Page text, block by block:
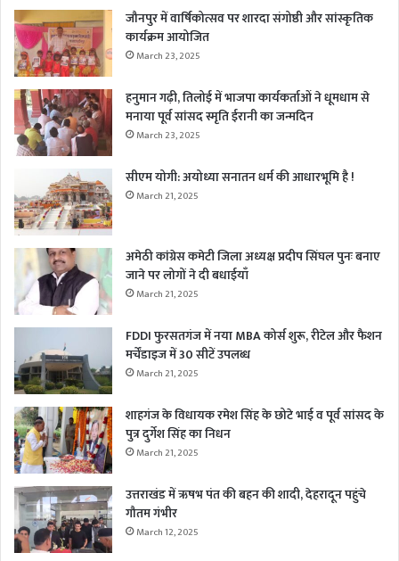
जौनपुर में वार्षिकोत्सव पर शारदा संगोष्ठी और सांस्कृतिक
कार्यक्रम आयोजित
March 23, 2025
हनुमान गढ़ी, तिलोई में भाजपा कार्यकर्ताओं ने धूमधाम से
मनाया पूर्व सांसद स्मृति ईरानी का जन्मदिन
March 23, 2025
सीएम योगी: अयोध्या सनातन धर्म की आधारभूमि है !
March 21, 2025
अमेठी कांग्रेस कमेटी जिला अध्यक्ष प्रदीप सिंघल पुनः बनाए
जाने पर लोगों ने दी बधाईयाँ
March 21, 2025
FDDI फुरसतगंज में नया MBA कोर्स शुरू, रीटेल और फैशन
मर्चेंडाइज में 30 सीटें उपलब्ध
March 21, 2025
शाहगंज के विधायक रमेश सिंह के छोटे भाई व पूर्व सांसद के
पुत्र दुर्गेश सिंह का निधन
March 21, 2025
उत्तराखंड में ऋषभ पंत की बहन की शादी, देहरादून पहुंचे
गौतम गंभीर
March 12, 2025